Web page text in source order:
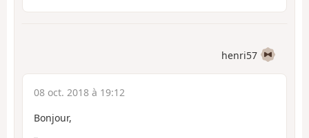
henri57
08 oct. 2018 à 19:12
Bonjour,